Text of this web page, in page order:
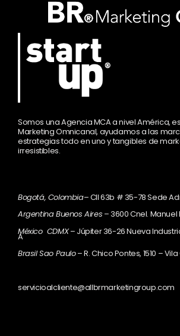
Somos una Agencia MCA a nivel América,
Marketing Omnicanal, ayudamos a las
estrategias todo en uno y tangibles de
irresistibles.
Bogotá, Colombia– Cll 63b # 35-78 Sede
Argentina Buenos Aires – 3600 Cnel. Manuel
México CDMX– Júpiter 36-26 Nueva
A
Brasil Sao Paulo– R. Chico Pontes, 1510 –
servicioalcliente@allbrmarketingroup.com